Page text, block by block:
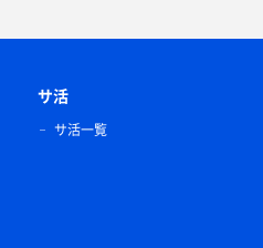
サ活
サ活一覧